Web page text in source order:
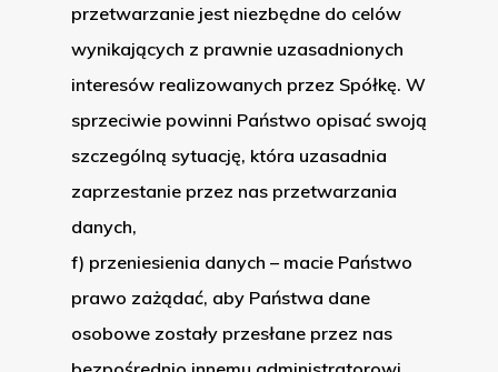
przetwarzanie jest niezbędne do celów
wynikających z prawnie uzasadnionych
interesów realizowanych przez Spółkę. W
sprzeciwie powinni Państwo opisać swoją
szczególną sytuację, która uzasadnia
zaprzestanie przez nas przetwarzania
danych,
f) przeniesienia danych – macie Państwo
prawo zażądać, aby Państwa dane
osobowe zostały przesłane przez nas